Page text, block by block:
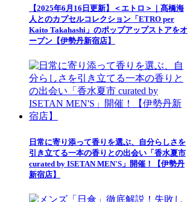
【2025年6月16日更新】＜エトロ＞｜髙橋海
人とのカプセルコレクション「ETRO per
Kaito Takahashi」のポップアップストアをオ
ープン【伊勢丹新宿店】
日常に寄り添って香りを選ぶ、自分らしさを
引き立てる一本の香りとの出会い「香水夏市
curated by ISETAN MEN'S」開催！【伊勢丹
新宿店】